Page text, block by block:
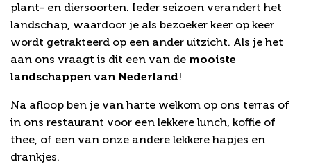
plant- en diersoorten. Ieder seizoen verandert het
landschap, waardoor je als bezoeker keer op keer
wordt getrakteerd op een ander uitzicht. Als je het
aan ons vraagt is dit een van de mooiste
landschappen van Nederland!
Na afloop ben je van harte welkom op ons terras of
in ons restaurant voor een lekkere lunch, koffie of
thee, of een van onze andere lekkere hapjes en
drankjes.